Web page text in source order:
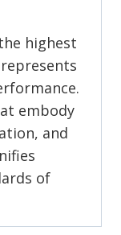
highest
embody
and
of